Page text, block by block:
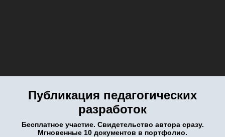
Публикация педагогических
разработок
Бесплатное участие. Свидетельство автора сразу.
Мгновенные 10 документов в портфолио.